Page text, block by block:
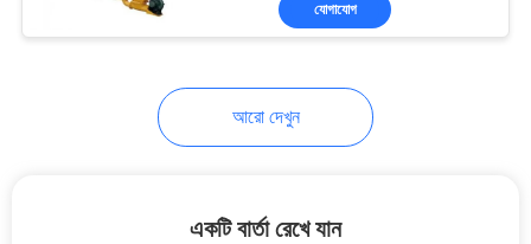
অপটিক্যাল বাছাই মেশিন
যোগাযোগ
আরো দেখুন
একটি বার্তা রেখে যান